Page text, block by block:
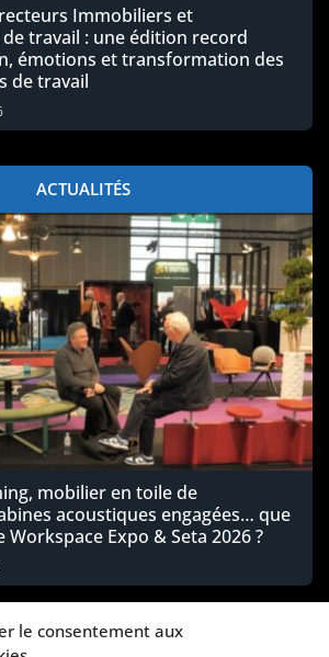
le consentement aux
Immobiliers et
travail : une édition record
émotions et transformation des
de travail
ACTUALITÉS
mobilier en toile de
acoustiques engagées… que
Expo & Seta 2026 ?